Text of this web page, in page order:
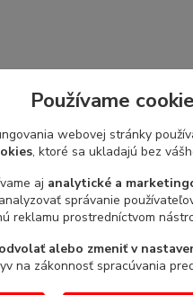
Používame
webovej stránky
, ktoré sa ukladajú bez
aj analytické a
správanie
reklamu prostredníctvom
alebo zmeniť v
na zákonnosť spracúvania